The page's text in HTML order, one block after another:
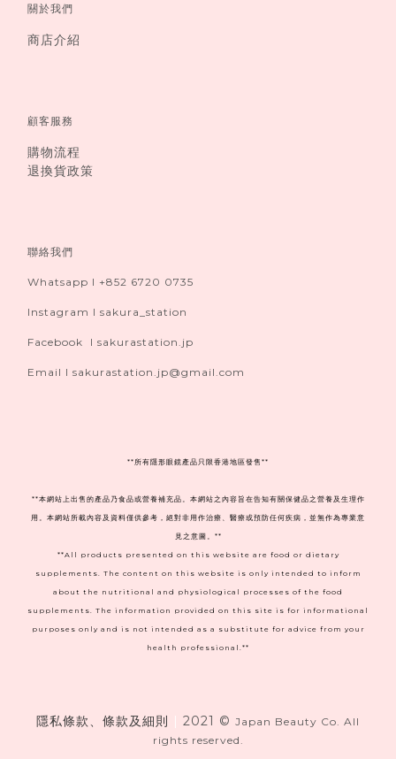
關於我們
商店介紹
顧客服務
購物流程
退換貨政策
聯絡我們
Whatsapp I +852 6720 0735
Instagram I sakura_station
Facebook I sakurastation.jp
Email I sakurastation.jp@gmail.com
** 所有隱形眼鏡產品只限香港地區發售**
**本網站上出售的產品乃食品或營養補充品。本網站之內容旨在告知有關保健品之營養及生理作
用。本網站所載內容及資料僅供參考，絕對非用作治療、醫療或預防任何疾病，並無作為專業意
見之意圖。**
**All products presented on this website are food or dietary
supplements. The content on this website is only intended to inform
about the nutritional and physiological processes of the food
supplements. The information provided on this site is for informational
purposes only and is not intended as a substitute for advice from your
health professional.**
隱私條款、條款及細則 2021 © Japan Beauty Co. All
rights reserved.